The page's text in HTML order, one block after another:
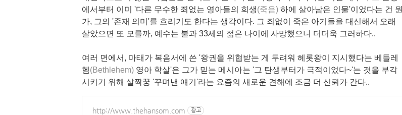
에서부터 이미 '다른 무수한 죄없는 영아들의 희생(죽음) 하에 살아남은 인물'이었다는 건 뭔
가, 그의 '존재 의미'를 흐리기도 한다는 생각이다. 그 죄없이 죽은 아기들을 대신해서 오래
살았으면 또 모를까, 예수는 불과 33세의 젊은 나이에 사망했으니 더더욱 그러하다..
여러 면에서, 마태가 복음서에 쓴 '왕권을 위협받는 게 두려워 헤롯왕이 지시했다는 베들레
헴(Bethlehem) 영아 학살'은 그가 믿는 메시아는 '그 탄생부터가 극적이었다~'는 것을 부각
시키기 위해 살짝꿍 '꾸며낸 얘기'라는 요즘의 새로운 견해에 조금 더 신뢰가 간다..
http://www.thehansom.com 광고